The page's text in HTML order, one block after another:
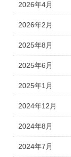
2026年4月
2026年2月
2025年8月
2025年6月
2025年1月
2024年12月
2024年8月
2024年7月